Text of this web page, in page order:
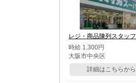
レジ・商品陳列スタッフ
時給 1,300円
大阪市中央区
詳細はこちらから